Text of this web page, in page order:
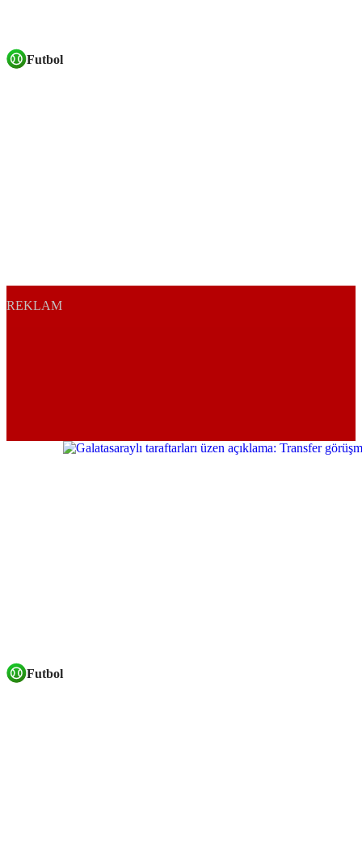
Futbol
REKLAM
Futbol